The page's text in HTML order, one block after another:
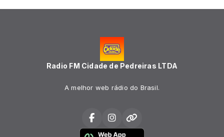
Radio FM Cidade de Pedreiras LTDA
A melhor web rádio do Brasil.